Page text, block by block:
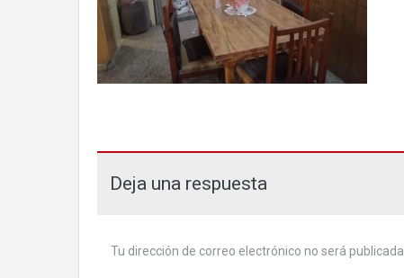
Deja una respuesta
Tu dirección de correo electrónico no será publicada.